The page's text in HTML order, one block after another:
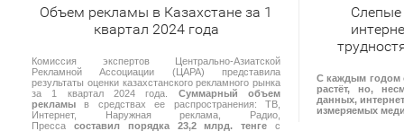
Объем рекламы в Казахстане за 1
квартал 2024 года
Комиссия экспертов Центрально-Азиатской
Рекламной Ассоциации (ЦАРА) представила
результаты оценки казахстанского рекламного рынка
за 1 квартал 2024 года. Суммарный объем
рекламы в средствах ее распространения: ТВ,
Интернет, Наружная реклама, Радио,
Пресса составил порядка 23,2 млрд. тенге с
С каждым годом
растёт, но,
данных,
измеряемых